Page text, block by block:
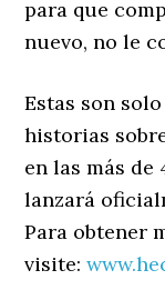
para que
nuevo, no le
Estas son
historias
en las más
lanzará
Para obtener
visite: